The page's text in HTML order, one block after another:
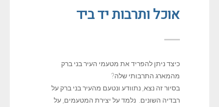
אוכל ותרבות יד ביד
כיצד ניתן להפריד את מטעמי העיר בני ברק
מהמארג התרבותי שלה?
בסיור זה נצא, נתוודע ונטעם מהעיר בני ברק על
רבדיה השונים. נלמד על יצירת המטעמים, על